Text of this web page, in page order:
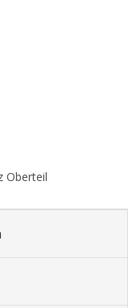
Oberteil